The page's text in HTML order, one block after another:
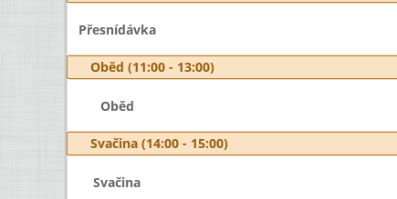
Přesnídávka
Oběd (11:00 - 13:00)
Oběd
Svačina (14:00 - 15:00)
Svačina